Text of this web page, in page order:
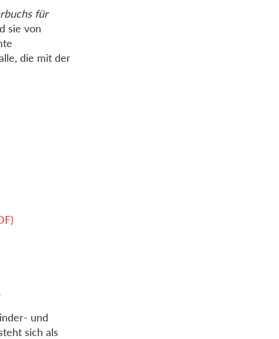
für
sie von
die mit der
und
sich als